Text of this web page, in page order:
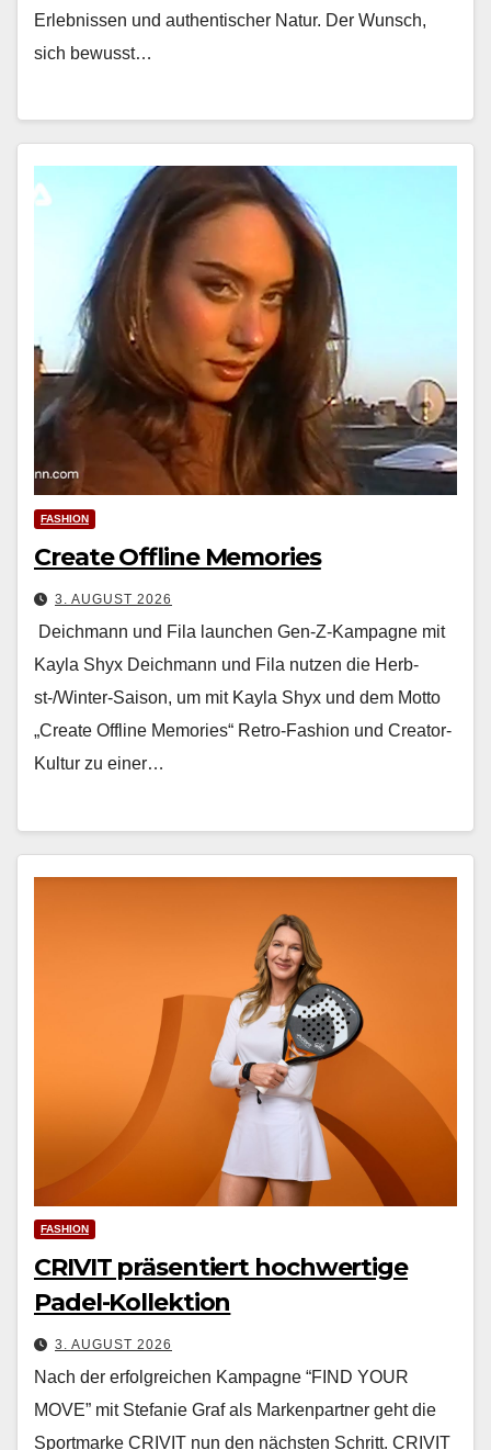
Erleb­nis­sen und authen­tis­ch­er Natur. Der Wun­sch,
sich bewusst…
FASHION
Create Offline Memories
3. AUGUST 2026
Deichmann und Fila launchen Gen-Z-Kampagne mit
Kayla Shyx Deich­mann und Fila nutzen die Herb­
st-/Win­ter-Sai­son, um mit Kay­la Shyx und dem Mot­to
„Cre­ate Offline Mem­o­ries“ Retro-Fash­ion und Cre­ator-
Kul­tur zu ein­er…
FASHION
CRIVIT präsentiert hochwertige
Padel-Kollektion
3. AUGUST 2026
Nach der erfol­gre­ichen Kam­pagne “FIND YOUR
MOVE” mit Ste­fanie Graf als Marken­part­ner geht die
Sport­marke CRIVIT nun den näch­sten Schritt. CRIVIT